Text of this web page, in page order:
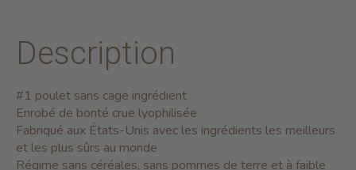
Description
#1 poulet sans cage ingrédient
Enrobé de bonté crue lyophilisée
Fabriqué aux États-Unis avec les ingrédients les meilleurs
et les plus sûrs au monde
Régime sans céréales, sans pommes de terre et à faible